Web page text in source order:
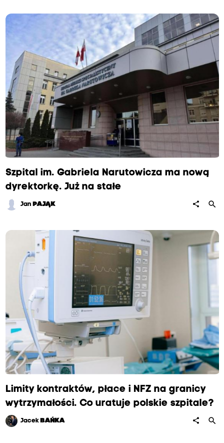
Szpital im. Gabriela Narutowicza ma nową
dyrektorkę. Już na stałe
Jan PAJĄK share search
Limity kontraktów, płace i NFZ na granicy
wytrzymałości. Co uratuje polskie szpitale?
Jacek BAŃKA share search